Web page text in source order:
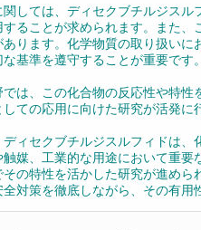
関しては、ディセクブチルジス
することが求められます。また
あります。化学物質の取り扱い
基準を遵守することが重要です。
は、この化合物の反応性や特性
ての応用に向けた研究が活発に
ディセクブチルジスルフィドは
媒、工業的な用途において重
その特性を活かした研究が進め
対策を徹底しながら、その有用